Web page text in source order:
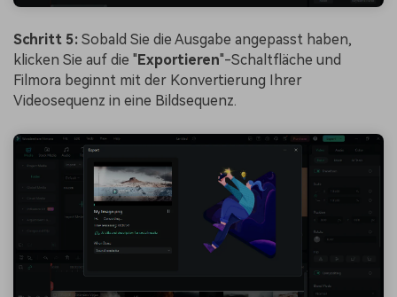
Schritt 5: Sobald Sie die Ausgabe angepasst haben,
klicken Sie auf die "Exportieren"-Schaltfläche und
Filmora beginnt mit der Konvertierung Ihrer
Videosequenz in eine Bildsequenz.